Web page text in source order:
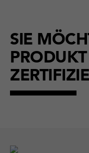
SIE
PRODUKT